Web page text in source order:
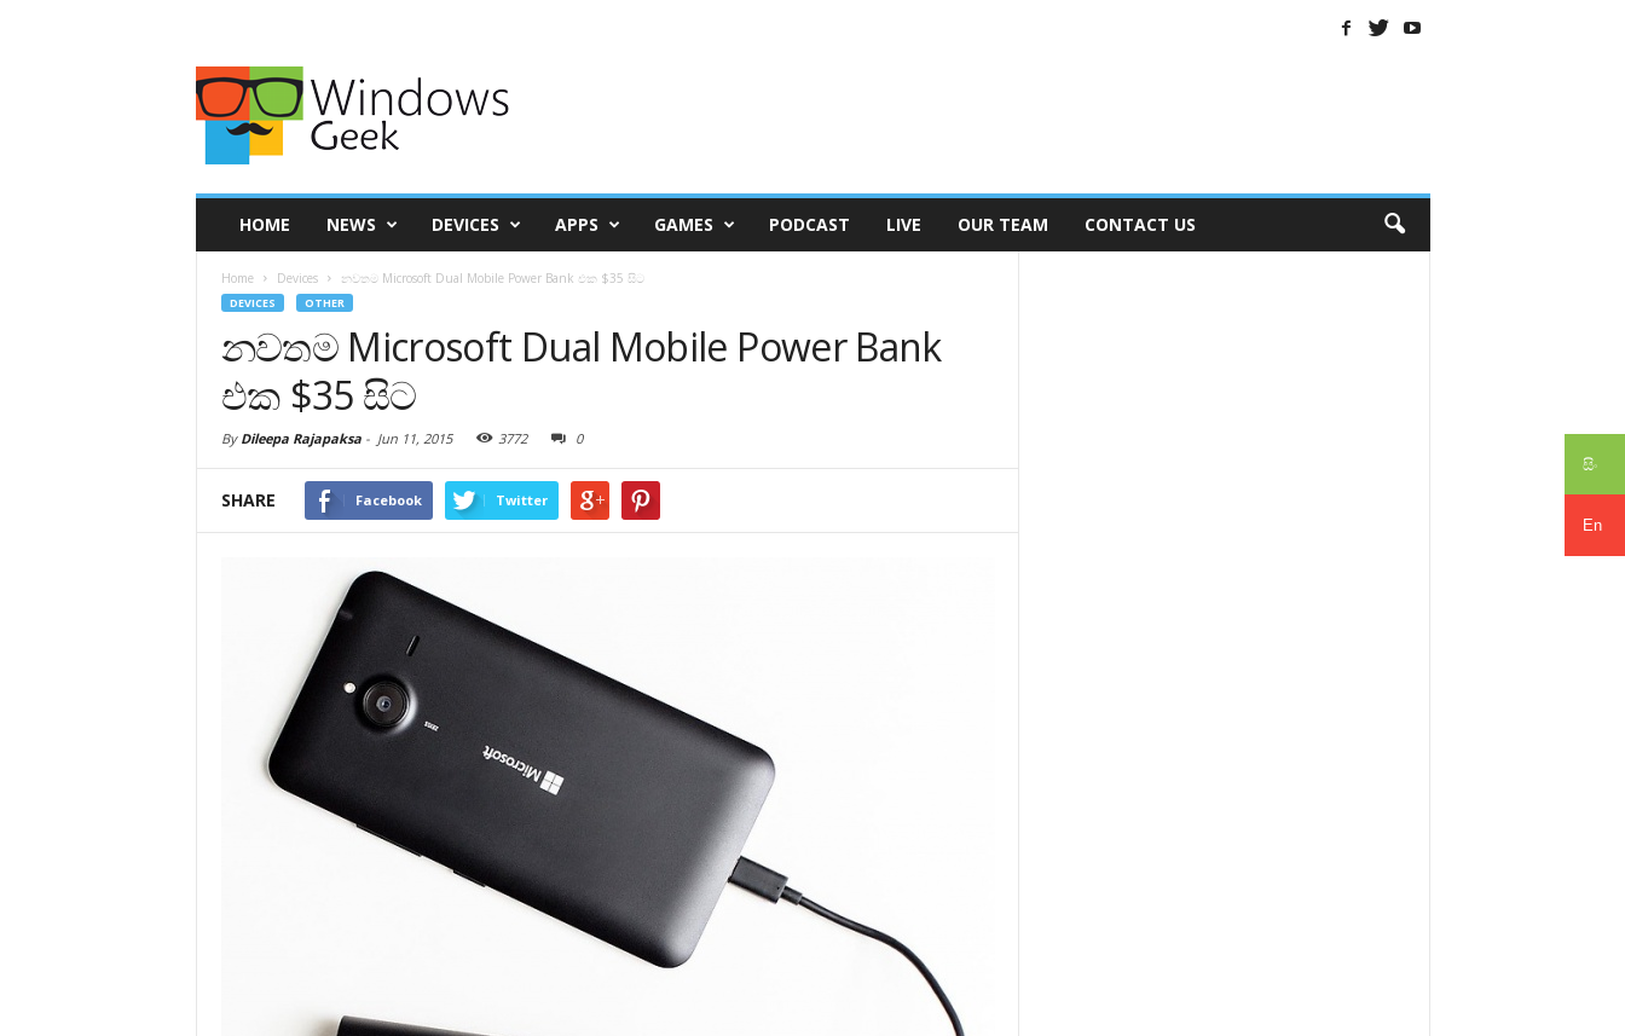
සිං
En
HOME NEWS DEVICES APPS GAMES PODCAST LIVE OUR TEAM CONTACT US
Home Devices නවතම Microsoft Dual Mobile Power Bank එක $35 සිට
DEVICES OTHER
නවතම Microsoft Dual Mobile Power Bank
එක $35 සිට
By Dileepa Rajapaksa- Jun 11, 2015 3772 0
SHARE Facebook Twitter